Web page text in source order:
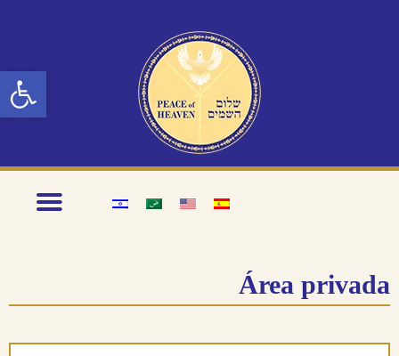
Abrir barra de herramientas
Área privada